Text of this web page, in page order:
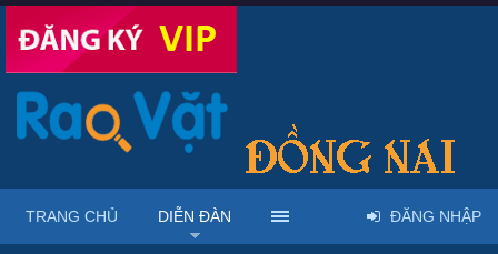
TRANG CHỦ DIỄN ĐÀN ĐĂNG NHẬP